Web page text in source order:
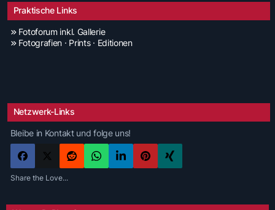
Praktische Links
Fotoforum inkl. Gallerie
Fotografien · Prints · Editionen
Netzwerk-Links
Bleibe in Kontakt und folge uns!
Share the Love...